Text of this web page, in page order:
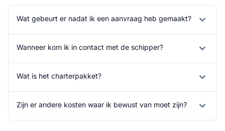
Wat gebeurt er nadat ik een aanvraag heb gemaakt?
Wanneer kom ik in contact met de schipper?
Wat is het charterpakket?
Zijn er andere kosten waar ik bewust van moet zijn?